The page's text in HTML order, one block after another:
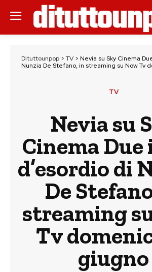
Dituttounpop> TV> Nevia su Sky Cinema
Nunzia De Stefano, in streaming su Now Tv
TV
Nevia su
Cinema
d’esordio di
De
streaming
Tv
giugno